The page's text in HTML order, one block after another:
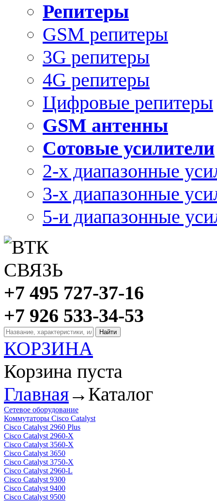
Репитеры
GSM репитеры
3G репитеры
4G репитеры
Цифровые репитеры
GSM антенны
Сотовые усилители
2-х диапазонные
3-х диапазонные
5-и диапазонные
+7 495 727-37-16
+7 926 533-34-53
КОРЗИНА
Корзина пуста
Главная→ Каталог
Сетевое оборудование
Коммутаторы Cisco Catalyst
Cisco Catalyst 2960 Plus
Cisco Catalyst 2960-X
Cisco Catalyst 3560-X
Cisco Catalyst 3650
Cisco Catalyst 3750-X
Cisco Catalyst 2960-L
Cisco Catalyst 9300
Cisco Catalyst 9400
Cisco Catalyst 9500